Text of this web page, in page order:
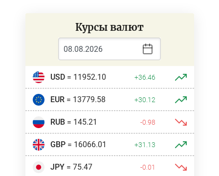
Курсы валют
USD= 11952.10 +36.46
EUR= 13779.58 +30.12
RUB= 145.21 -0.98
GBP= 16066.01 +31.13
JPY= 75.47 -0.01